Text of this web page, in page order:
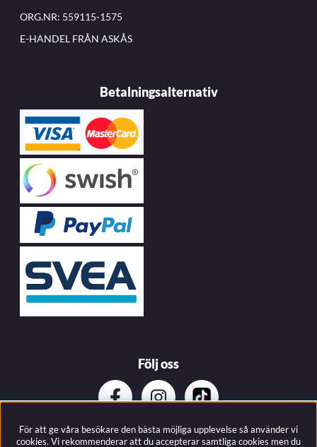
ORG.NR: 559115-1575
E-HANDEL FRÅN ASKÅS
Betalningsalternativ
Följ oss
Prenumerera på vårat nyhetsbrev
För att ge våra besökare den bästa möjliga upplevelse så använder vi
cookies. Vi rekommenderar att du accepterar samtliga cookies men du